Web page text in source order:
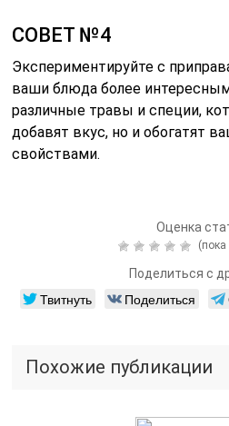
СОВЕТ №4
Экспериментируйте с
ваши блюда более
различные травы и специи,
добавят вкус, но и обогатят
свойствами.
Оценка
(пока
Поделиться с
Твитнуть Поделиться
Похожие публикации